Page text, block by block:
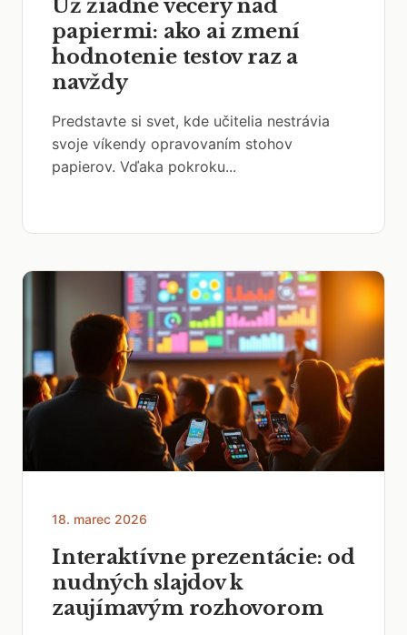
Už žiadne večery nad
papiermi: ako ai zmení
hodnotenie testov raz a
navždy
Predstavte si svet, kde učitelia nestrávia
svoje víkendy opravovaním stohov
papierov. Vďaka pokroku...
18. marec 2026
Interaktívne prezentácie: od
nudných slajdov k
zaujímavým rozhovorom